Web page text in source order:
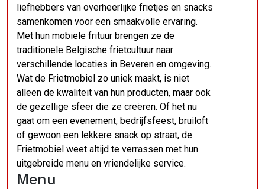
liefhebbers van overheerlijke frietjes en snacks
samenkomen voor een smaakvolle ervaring.
Met hun mobiele frituur brengen ze de
traditionele Belgische frietcultuur naar
verschillende locaties in Beveren en omgeving.
Wat de Frietmobiel zo uniek maakt, is niet
alleen de kwaliteit van hun producten, maar ook
de gezellige sfeer die ze creëren. Of het nu
gaat om een evenement, bedrijfsfeest, bruiloft
of gewoon een lekkere snack op straat, de
Frietmobiel weet altijd te verrassen met hun
uitgebreide menu en vriendelijke service.
Menu